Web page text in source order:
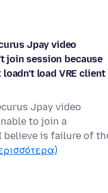
Jpay video
join session because
load VRE client
Jpay video
to join a
believe is failure of